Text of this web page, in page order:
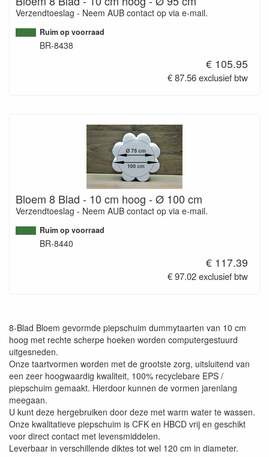
Verzendtoeslag - Neem AUB contact op via e-mail.
Ruim op voorraad
BR-8438
€ 105.95
€ 87.56 exclusief btw
Bloem 8 Blad - 10 cm hoog - Ø 100 cm
Verzendtoeslag - Neem AUB contact op via e-mail.
Ruim op voorraad
BR-8440
€ 117.39
€ 97.02 exclusief btw
8-Blad Bloem gevormde piepschuim dummytaarten van 10 cm
hoog met rechte scherpe hoeken worden computergestuurd
uitgesneden.
Onze taartvormen worden met de grootste zorg, uitsluitend van
een zeer hoogwaardig kwaliteit, 100% recyclebare EPS /
piepschuim gemaakt. Hierdoor kunnen de vormen jarenlang
meegaan.
U kunt deze hergebruiken door deze met warm water te wassen.
Onze kwalitatieve piepschuim is CFK en HBCD vrij en geschikt
voor direct contact met levensmiddelen.
Leverbaar in verschillende diktes tot wel 120 cm in diameter.